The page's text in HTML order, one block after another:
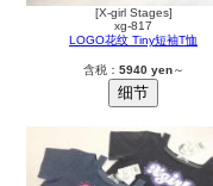
[X-girl Stages]
xg-817
LOGO花纹 Tiny短袖T恤
含税： 5940 yen～